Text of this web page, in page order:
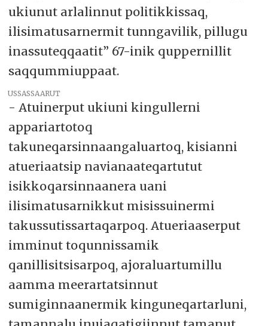
ukiunut arlalinnut politikkissaq,
ilisimatusarnermit tunngavilik, pillugu
inassuteqqaatit” 67-inik quppernillit
saqqummiuppaat.
USSASSAARUT
- Atuinerput ukiuni kingullerni
appariartotoq
takuneqarsinnaangaluartoq, kisianni
atueriaatsip navianaateqartutut
isikkoqarsinnaanera uani
ilisimatusarnikkut misissuinermi
takussutissartaqarpoq. Atueriaaserput
imminut toqunnissamik
qanillisitsisarpoq, ajoraluartumillu
aamma meerartatsinnut
sumiginnaanermik kinguneqartarluni,